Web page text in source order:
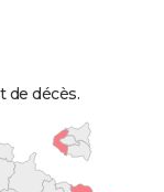
de décès.